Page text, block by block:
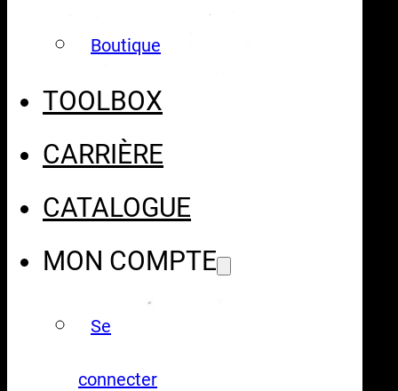
Boutique
TOOLBOX
CARRIÈRE
CATALOGUE
MON COMPTE
Se
connecter